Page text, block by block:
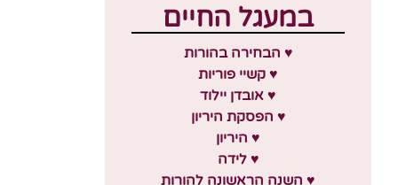
במעגל החיים
♥ הבחירה בהורות
♥ קשיי פוריות
♥ אובדן יילוד
♥ הפסקת היריון
♥ היריון
♥ לידה
♥ השנה הראשונה להורות